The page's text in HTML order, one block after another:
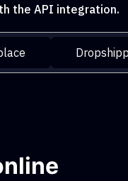
the API integration.